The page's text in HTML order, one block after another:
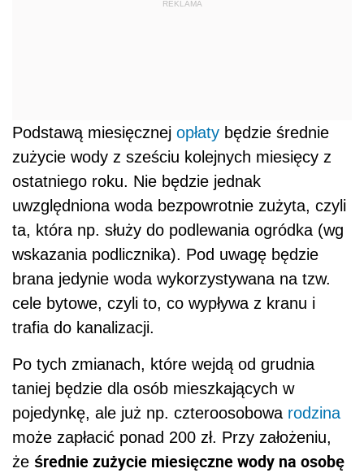
REKLAMA
Podstawą miesięcznej opłaty będzie średnie
zużycie wody z sześciu kolejnych miesięcy z
ostatniego roku. Nie będzie jednak
uwzględniona woda bezpowrotnie zużyta, czyli
ta, która np. służy do podlewania ogródka (wg
wskazania podlicznika). Pod uwagę będzie
brana jedynie woda wykorzystywana na tzw.
cele bytowe, czyli to, co wypływa z kranu i
trafia do kanalizacji.
Po tych zmianach, które wejdą od grudnia
taniej będzie dla osób mieszkających w
pojedynkę, ale już np. czteroosobowa rodzina
może zapłacić ponad 200 zł. Przy założeniu,
że średnie zużycie miesięczne wody na osobę